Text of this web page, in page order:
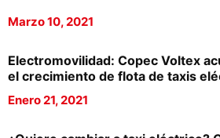
Marzo 10, 2021
Electromovilidad: Copec Voltex
el crecimiento de flota de taxis
Enero 21, 2021